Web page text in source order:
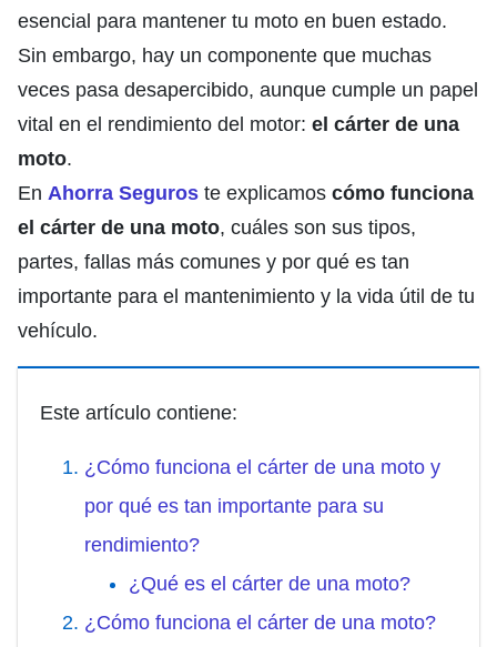
esencial para mantener tu moto en buen estado.
Sin embargo, hay un componente que muchas
veces pasa desapercibido, aunque cumple un papel
vital en el rendimiento del motor: el cárter de una
moto.
En Ahorra Seguros te explicamos cómo funciona
el cárter de una moto, cuáles son sus tipos,
partes, fallas más comunes y por qué es tan
importante para el mantenimiento y la vida útil de tu
vehículo.
Este artículo contiene:
¿Cómo funciona el cárter de una moto y
por qué es tan importante para su
rendimiento?
¿Qué es el cárter de una moto?
¿Cómo funciona el cárter de una moto?